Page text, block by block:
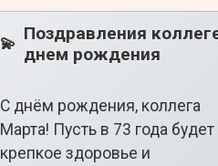
💫 Поздравления
днем рождения
С днём рождения, коллега
Марта! Пусть в 73 года будет
крепкое здоровье и